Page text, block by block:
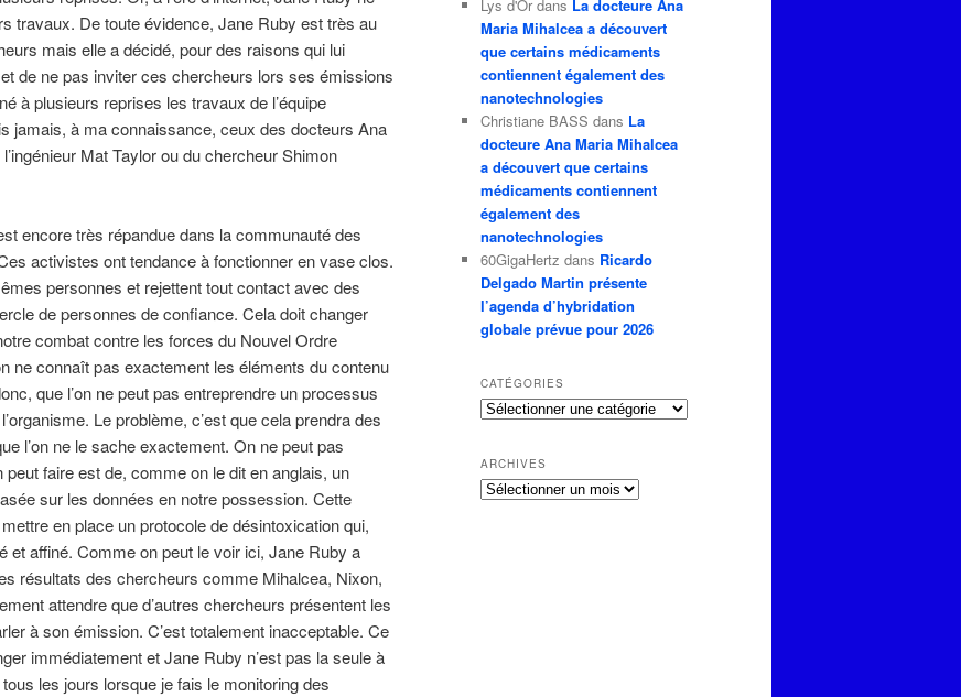
travaux. De toute évidence, Jane Ruby est très au
mais elle a décidé, pour des raisons qui lui
de ne pas inviter ces chercheurs lors ses émissions
à plusieurs reprises les travaux de l’équipe
jamais, à ma connaissance, ceux des docteurs Ana
Mat Taylor ou du chercheur Shimon
encore très répandue dans la communauté des
activistes ont tendance à fonctionner en vase clos.
personnes et rejettent tout contact avec des
de personnes de confiance. Cela doit changer
combat contre les forces du Nouvel Ordre
ne connaît pas exactement les éléments du contenu
que l’on ne peut pas entreprendre un processus
Le problème, c’est que cela prendra des
l’on ne le sache exactement. On ne peut pas
peut faire est de, comme on le dit en anglais, un
sur les données en notre possession. Cette
en place un protocole de désintoxication qui,
et affiné. Comme on peut le voir ici, Jane Ruby a
résultats des chercheurs comme Mihalcea, Nixon,
attendre que d’autres chercheurs présentent les
à son émission. C’est totalement inacceptable. Ce
immédiatement et Jane Ruby n’est pas la seule à
les jours lorsque je fais le monitoring des
Lys d'Or dans La docteure Ana
Maria Mihalcea a découvert
que certains médicaments
contiennent également des
nanotechnologies
Christiane BASS dans La
docteure Ana Maria Mihalcea
a découvert que certains
médicaments contiennent
également des
nanotechnologies
60GigaHertz dans Ricardo
Delgado Martin présente
l’agenda d’hybridation
globale prévue pour 2026
CATÉGORIES
Catégories
ARCHIVES
Archives